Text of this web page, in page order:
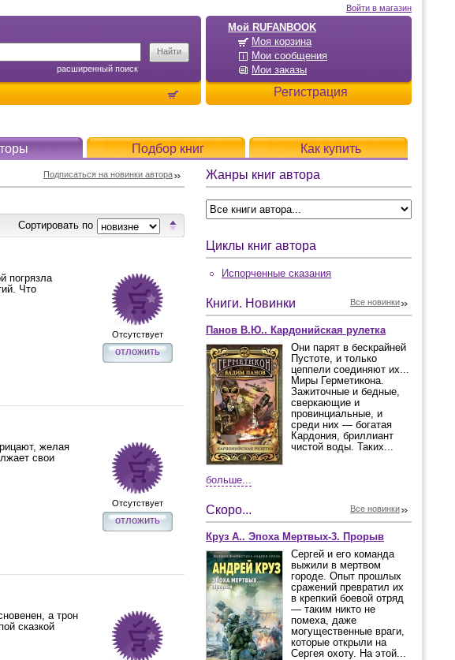
Мой RUFANBOOK
Моя корзина
Мои сообщения
Мои заказы
Регистрация
Войти в магазин
расширенный поиск
Подбор книг
Как купить
Подписаться на новинки автора
Сортировать по
погрязла
Что
Отсутствует
отложить
желая
свои
Отсутствует
отложить
а трон
сказкой
Жанры книг автора
Циклы книг автора
Испорченные сказания
Книги. Новинки Все новинки
Панов В.Ю.. Кардонийская рулетка
Они парят в бескрайней
Пустоте, и только
цеппели соединяют их...
Миры Герметикона.
Зажиточные и бедные,
сверкающие и
провинциальные, и
среди них — богатая
Кардония, бриллиант
чистой воды. Таких...
больше...
Скоро... Все новинки
Круз А.. Эпоха Мертвых-3. Прорыв
Сергей и его команда
выжили в мертвом
городе. Опыт прошлых
сражений превратил их
в крепкий боевой отряд
— таким никто не
помеха, даже
могущественные враги,
которые открыли на
Сергея охоту. На этой...